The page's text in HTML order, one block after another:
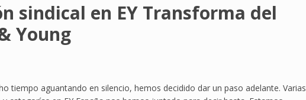
sindical en EY Transforma del
Young
tiempo aguantando en silencio, hemos decidido dar un paso adelante. Varias